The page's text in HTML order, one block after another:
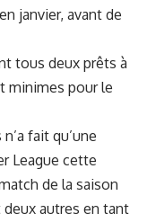
janvier, avant de
tous deux prêts à
minimes pour le
fait qu’une
League cette
de la saison
deux autres en tant